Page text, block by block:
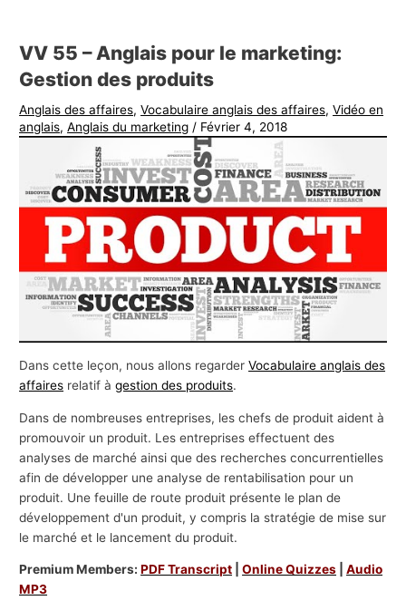
VV 55 – Anglais pour le marketing:
Gestion des produits
Anglais des affaires,Vocabulaire anglais des affaires,Vidéo en
anglais,Anglais du marketing / Février 4, 2018
Dans cette leçon, nous allons regarderVocabulaire anglais des
affaires relatif àgestion des produits.
Dans de nombreuses entreprises, les chefs de produit aident à
promouvoir un produit. Les entreprises effectuent des
analyses de marché ainsi que des recherches concurrentielles
afin de développer une analyse de rentabilisation pour un
produit. Une feuille de route produit présente le plan de
développement d'un produit, y compris la stratégie de mise sur
le marché et le lancement du produit.
Premium Members:PDF Transcript |Online Quizzes |Audio
MP3
s
d
e
f